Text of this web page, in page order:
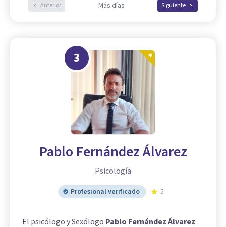
Anterior Más días Siguiente
3
Pablo Fernández Álvarez
Psicología
Profesional verificado 5
El psicólogo y Sexólogo Pablo Fernández Álvarez